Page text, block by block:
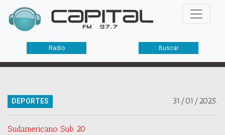
Radio Buscar
31/01/2025.
DEPORTES
Sudamericano Sub 20